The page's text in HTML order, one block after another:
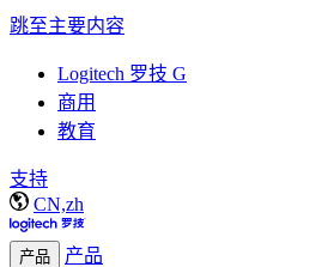
跳至主要内容
Logitech 罗技 G
商用
教育
支持
CN,zh
产品 产品